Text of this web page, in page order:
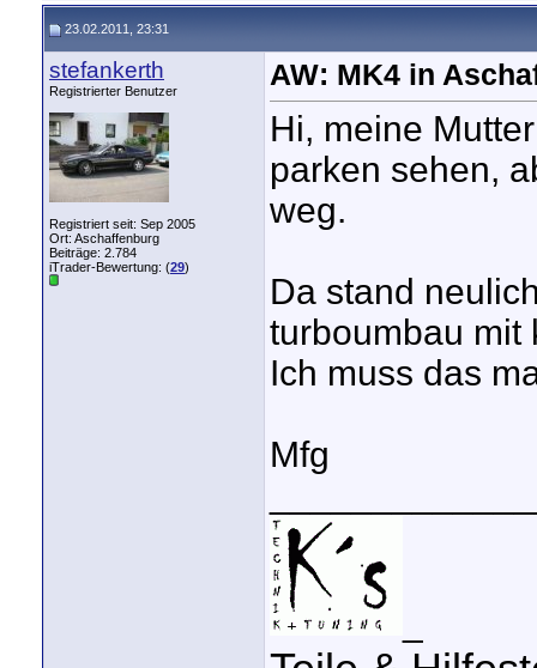
23.02.2011, 23:31
stefankerth
Registrierter Benutzer
Registriert seit: Sep 2005
Ort: Aschaffenburg
Beiträge: 2.784
iTrader-Bewertung: (29)
AW: MK4 in
Hi, meine
parken sehen,
weg.
Da stand
turboumbau mit
Ich muss das
Mfg